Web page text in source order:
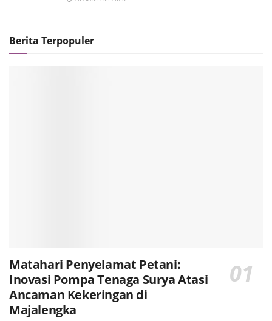
Berita Terpopuler
Matahari Penyelamat Petani:
Inovasi Pompa Tenaga Surya Atasi
Ancaman Kekeringan di
Majalengka